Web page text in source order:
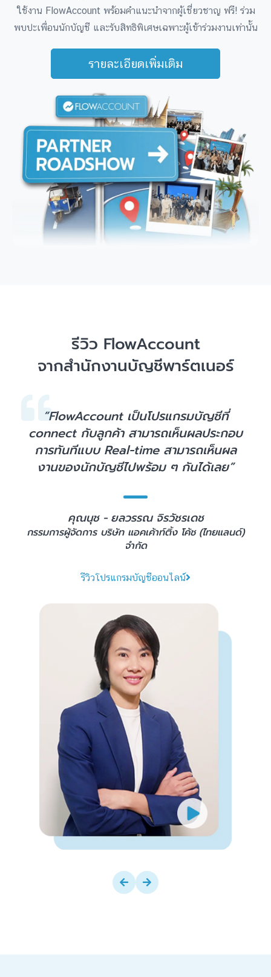
ใช้งาน FlowAccount พร้อมคำแนะนำจากผู้เชี่ยวชาญ ฟรี! ร่วม
พบปะเพื่อนนักบัญชี และรับสิทธิพิเศษเฉพาะผู้เข้าร่วมงานเท่านั้น
รายละเอียดเพิ่มเติม
รีวิว FlowAccount
จากสำนักงานบัญชีพาร์ตเนอร์
“FlowAccount เป็นโปรแกรมบัญชีที่
connect กับลูกค้า สามารถเห็นผลประกอบ
การทันทีแบบ Real-time สามารถเห็นผล
งานของนักบัญชีไปพร้อม ๆ กันได้เลย”
คุณนุช - ยลวรรณ จิรวัชรเดช
กรรมการผู้จัดการ บริษัท แอคเค้าท์ติ้ง โค้ช (ไทยแลนด์)
จำกัด
รีวิวโปรแกรมบัญชีออนไลน์